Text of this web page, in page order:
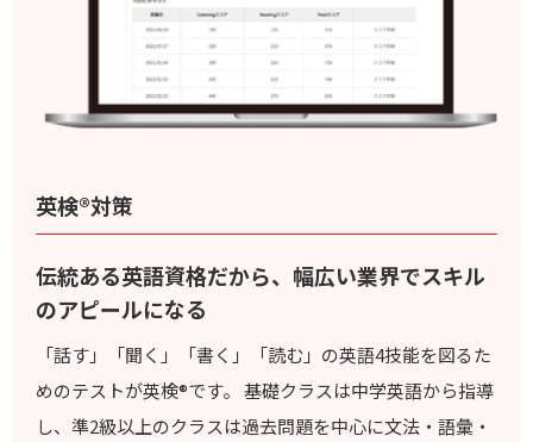
英検®対策
伝統ある英語資格だから、幅広い業界でスキル
のアピールになる
「話す」「聞く」「書く」「読む」の英語4技能を図るた
めのテストが英検®です。 基礎クラスは中学英語から指導
し、準2級以上のクラスは過去問題を中心に文法・語彙・